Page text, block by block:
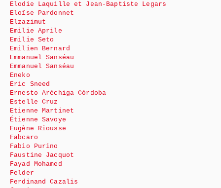
Elodie Laquille et Jean-Baptiste Legars
Eloïse Pardonnet
Elzazimut
Emilie Aprile
Emilie Seto
Emilien Bernard
Emmanuel Sanséau
Emmanuel Sanséau
Eneko
Eric Sneed
Ernesto Aréchiga Córdoba
Estelle Cruz
Etienne Martinet
Étienne Savoye
Eugène Riousse
Fabcaro
Fabio Purino
Faustine Jacquot
Fayad Mohamed
Felder
Ferdinand Cazalis